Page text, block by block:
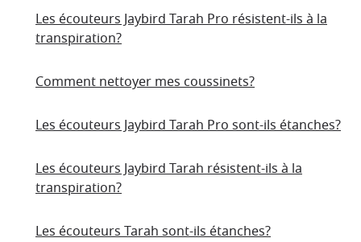
Les écouteurs Jaybird Tarah Pro résistent-ils à la
transpiration?
Comment nettoyer mes coussinets?
Les écouteurs Jaybird Tarah Pro sont-ils étanches?
Les écouteurs Jaybird Tarah résistent-ils à la
transpiration?
Les écouteurs Tarah sont-ils étanches?